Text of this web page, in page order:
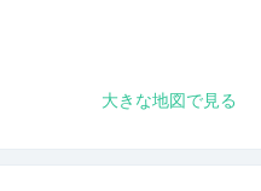
大きな地図で見る